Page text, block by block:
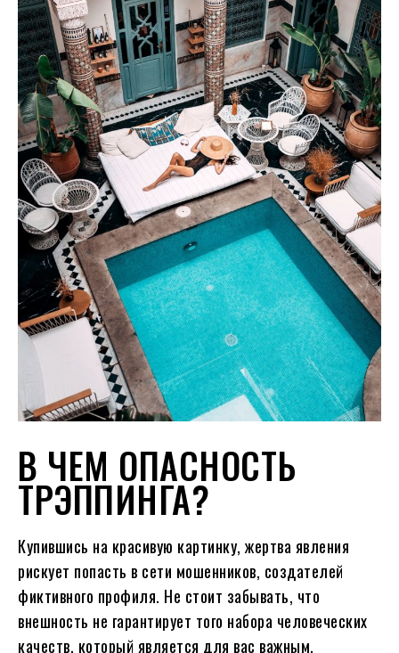
В ЧЕМ ОПАСНОСТЬ
ТРЭППИНГА?
Купившись на красивую картинку, жертва явления
рискует попасть в сети мошенников, создателей
фиктивного профиля. Не стоит забывать, что
внешность не гарантирует того набора человеческих
качеств, который является для вас важным.